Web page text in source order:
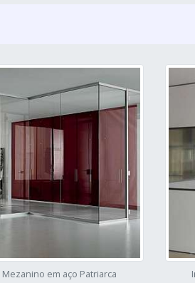
em aço Patriarca